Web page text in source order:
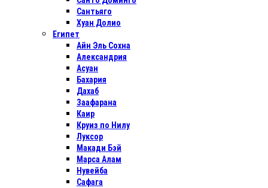
Сантьяго
Хуан Долио
Египет
Айн Эль Сохна
Александрия
Асуан
Бахария
Дахаб
Заафарана
Каир
Круиз по Нилу
Луксор
Макади Бэй
Марса Алам
Нувейба
Сафага